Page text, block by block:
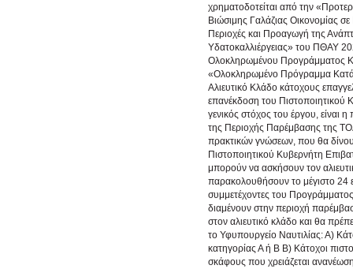
χρηματοδοτείται από την
Βιώσιμης Γαλάζιας Οικονομίας
Περιοχές και Προαγωγή της
Υδατοκαλλιέργειας» του ΠΘΑΥ
Ολοκληρωμένου Προγράμματος
«Ολοκληρωμένο Πρόγραμμα
Αλιευτικό Κλάδο κάτοχους
επανέκδοση του
γενικός στόχος του έργου, είναι
της Περιοχής Παρέμβασης της
πρακτικών γνώσεων, που θα
Πιστοποιητικού Κυβερνήτη
μπορούν να ασκήσουν τον
παρακολουθήσουν το μέγιστο 24
συμμετέχοντες του
διαμένουν στην περιοχή
στον αλιευτικό κλάδο και θα
το Υφυπουργείο Ναυτιλίας: Α)
κατηγορίας Α ή Β Β) Κάτοχοι
σκάφους που χρειάζεται